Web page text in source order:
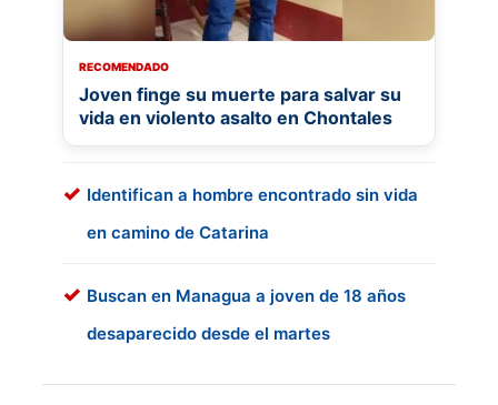
RECOMENDADO
Joven finge su muerte para salvar su
vida en violento asalto en Chontales
Identifican a hombre encontrado sin vida
en camino de Catarina
Buscan en Managua a joven de 18 años
desaparecido desde el martes